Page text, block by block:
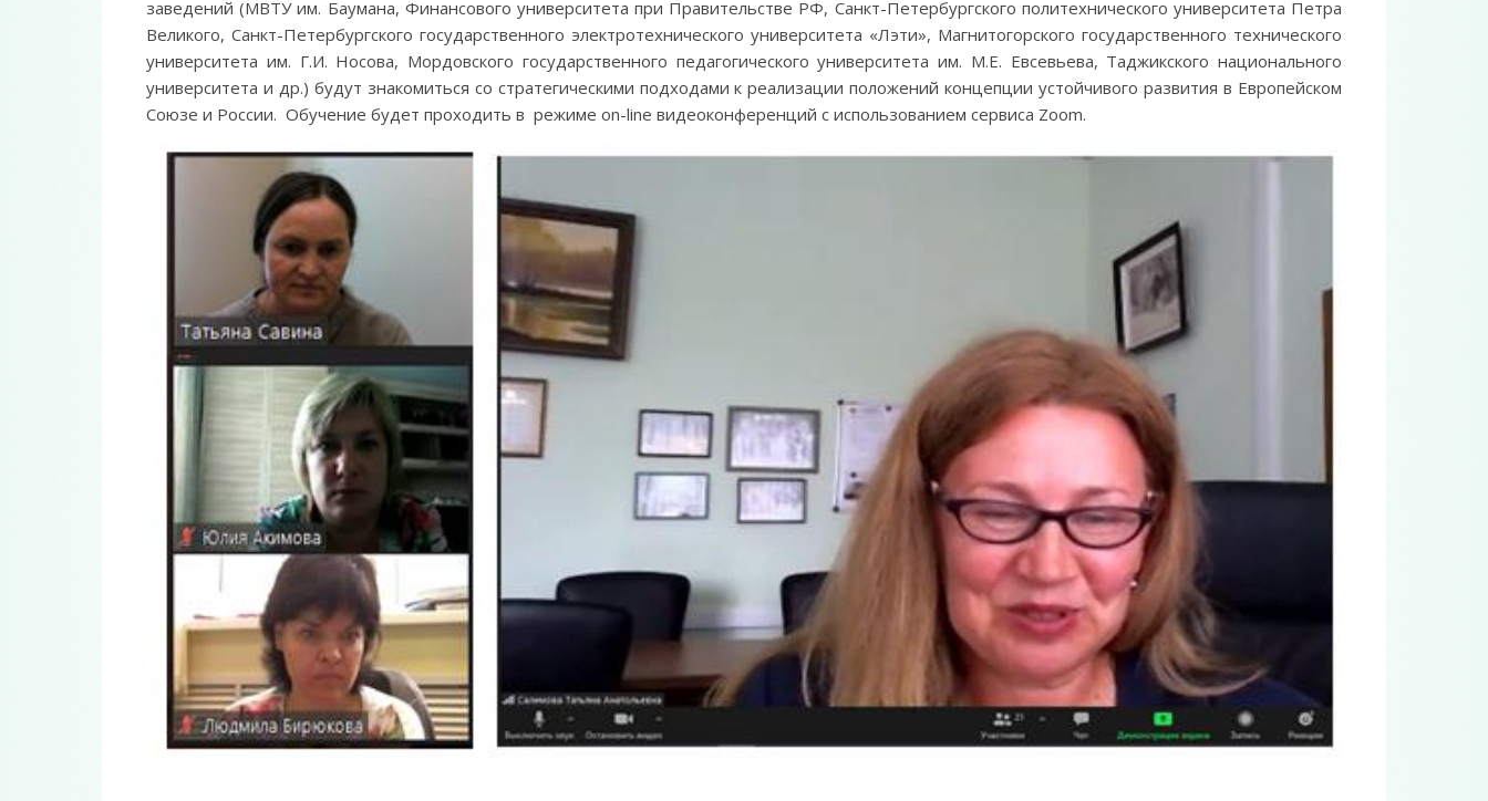
заведений (МВТУ им. Баумана, Финансового университета при Правительстве РФ, Санкт-Петербургского политехнического университета Петра
Великого, Санкт-Петербургского государственного электротехнического университета «Лэти», Магнитогорского государственного технического
университета им. Г.И. Носова, Мордовского государственного педагогического университета им. М.Е. Евсевьева, Таджикского национального
университета и др.) будут знакомиться со стратегическими подходами к реализации положений концепции устойчивого развития в Европейском
Союзе и России. Обучение будет проходить в режиме on-line видеоконференций с использованием сервиса Zoom.